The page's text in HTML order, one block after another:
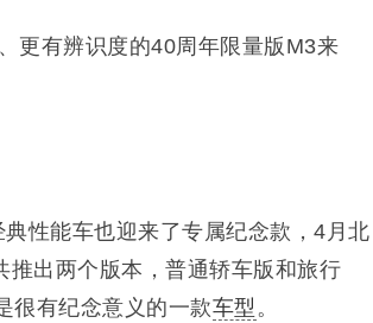
更有辨识度的40周年限量版M3来
性能车也迎来了专属纪念款，4月北
出两个版本，普通轿车版和旅行
很有纪念意义的一款车型 。